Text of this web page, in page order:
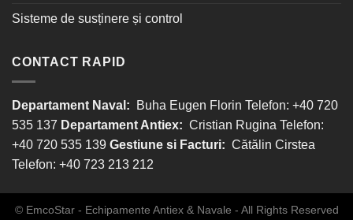
Sisteme de susținere și control
CONTACT RAPID
Departament Naval:
Buha Eugen Florin Telefon: +40 720
535 137 Departament Antiex: Cristian Rugina Telefon:
+40 720 535 139 Gestiune si Facturi: Cătălin Cirstea
Telefon: +40 723 213 212
© EmcoStar - Echipamente Antiex & Navale - All Rights Reserved